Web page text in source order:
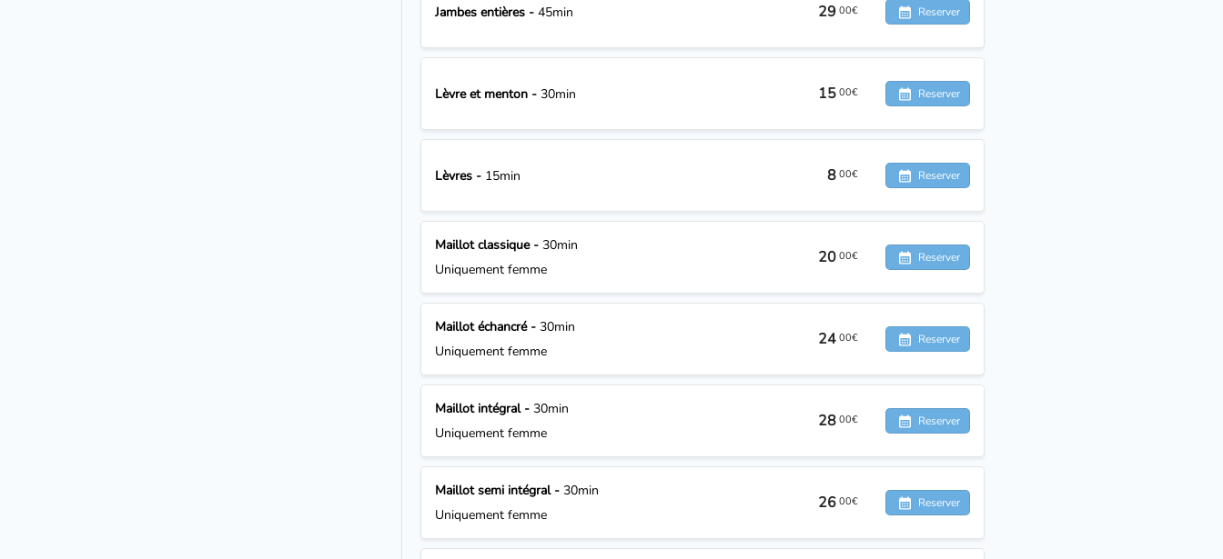
Jambes entières - 45min 29 00€ Reserver
Lèvre et menton - 30min 15 00€ Reserver
Lèvres - 15min 8 00€ Reserver
Maillot classique - 30min
Uniquement femme
20 00€ Reserver
Maillot échancré - 30min
Uniquement femme
24 00€ Reserver
Maillot intégral - 30min
Uniquement femme
28 00€ Reserver
Maillot semi intégral - 30min
Uniquement femme
26 00€ Reserver